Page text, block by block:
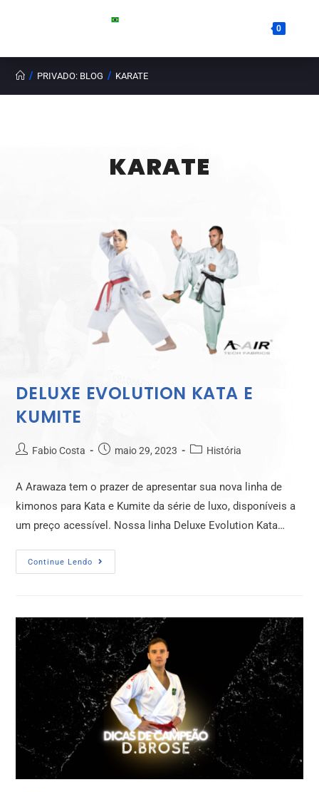
0
KARATE
/ PRIVADO: BLOG / KARATE
DELUXE EVOLUTION KATA E
KUMITE
Fabio Costa maio 29, 2023 História
A Arawaza tem o prazer de apresentar sua nova linha de
kimonos para Kata e Kumite da série de luxo, disponíveis a
um preço acessível. Nossa linha Deluxe Evolution Kata…
Continue Lendo